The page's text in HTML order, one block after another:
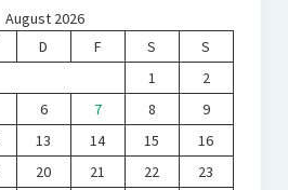
August 2026
D F S
S
1
2
6 7 8
9
13 14 15
16
20 21 22
23